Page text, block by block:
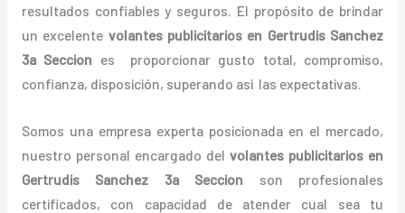
resultados confiables y seguros. El propósito de brindar
un excelente volantespublicitarios en Gertrudis Sanchez
3a Seccion es proporcionar gusto total, compromiso,
confianza, disposición, superando así las expectativas.
Somos una empresa experta posicionada en el mercado,
nuestro personal encargado delvolantes publicitarios en
Gertrudis Sanchez 3a Seccion son profesionales
certificados, con capacidad de atender cual sea tu